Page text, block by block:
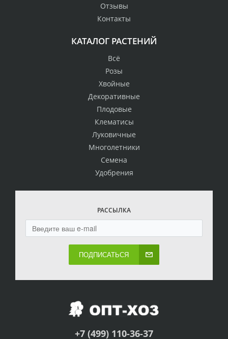
Отзывы
Контакты
КАТАЛОГ РАСТЕНИЙ
Всё
Розы
Хвойные
Декоративные
Плодовые
Клематисы
Луковичные
Многолетники
Семена
Удобрения
РАССЫЛКА
ПОДПИСАТЬСЯ
+7 (499) 110-36-37